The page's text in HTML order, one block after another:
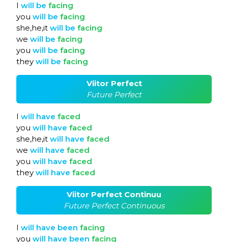
I will be facing
you will be facing
she,he,it will be facing
we will be facing
you will be facing
they will be facing
Viitor Perfect
Future Perfect
I will have faced
you will have faced
she,he,it will have faced
we will have faced
you will have faced
they will have faced
Viitor Perfect Continuu
Future Perfect Continuous
I will have been facing
you will have been facing